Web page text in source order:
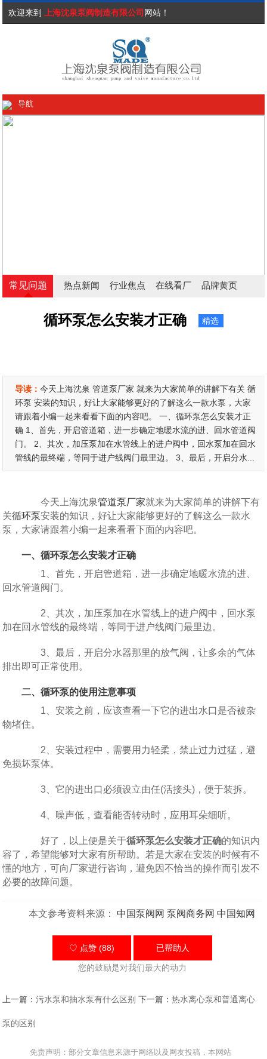
欢迎来到 上海沈泉泵阀制造有限公司 网站！
导航
常见问题 热点新闻 行业焦点 在线看厂 品牌黄页
循环泵怎么安装才正确 精选
导读：今天上海沈泉 管道泵厂家 就来为大家简单的讲解下有关 循
环泵 安装的知识，好让大家能够更好的了解这么一款水泵，大家
请跟着小编一起来看看下面的内容吧。 一、循环泵怎么安装才正
确 1、首先，开启管道箱，进一步确定地暖水流的进、回水管道阀
门。 2、其次，加压泵加在水管线上的进户阀中，回水泵加在回水
管线的最终端，等同于进户线阀门最里边。 3、最后，开启分水...
今天上海沈泉管道泵厂家就来为大家简单的讲解下有
关循环泵安装的知识，好让大家能够更好的了解这么一款水
泵，大家请跟着小编一起来看看下面的内容吧。
一、循环泵怎么安装才正确
1、首先，开启管道箱，进一步确定地暖水流的进、
回水管道阀门。
2、其次，加压泵加在水管线上的进户阀中，回水泵
加在回水管线的最终端，等同于进户线阀门最里边。
3、最后，开启分水器那里的放气阀，让多余的气体
排出即可正常使用。
二、循环泵的使用注意事项
1、安装之前，应该查看一下它的进出水口是否被杂
物堵住。
2、安装过程中，需要用力轻柔，禁止过力过猛，避
免损坏泵体。
3、它的进出口必须设立由任(活接头)，便于装拆。
4、噪声低，查看能否转动时，应用耳朵细听。
好了，以上便是关于循环泵怎么安装才正确的知识内
容了，希望能够对大家有所帮助。若是大家在安装的时候有不
懂的地方，可向厂家进行咨询，避免因不恰当的操作而引发不
必要的故障问题。
本文参考资料来源： 中国泵阀网 泵阀商务网 中国知网
♡ 点赞 (88) 已帮助 人
您的鼓励是对我们最大的动力
上一篇：污水泵和抽水泵有什么区别 下一篇：热水离心泵和普通离心
泵的区别
免责声明：部分文章信息来源于网络以及网友投稿，本网站